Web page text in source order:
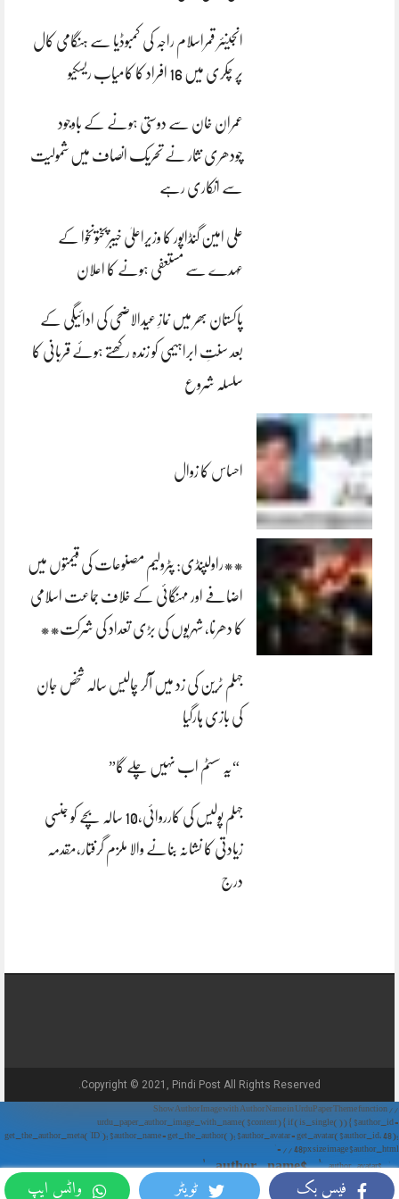
فیس بک ٹویٹر واٹس ایپ
انجینئر قمراسلام راجہ کی کمبوڈیا سے ہنگامی کال
پر چکری میں 16 افراد کا کامیاب ریسکیو
عمران خان سے دوستی ہونے کے باوجود
چودھری نثار نے تحریک انصاف میں شمولیت
سے انکاری رہے
علی امین گنڈاپور کا وزیراعلیٰ خیبرپختونخوا کے
عہدے سے مستعفی ہونے کا اعلان
پاکستان بھر میں نمازِ عیدالاضحی کی ادائیگی کے
بعد سنتِ ابراہیمی کو زندہ رکھتے ہوئے قربانی کا
سلسلہ شروع
احساس کا زوال
**راولپنڈی: پٹرولیم مصنوعات کی قیمتوں میں
اضافے اور مہنگائی کے خلاف جماعت اسلامی
کا دھرنا، شہریوں کی بڑی تعداد کی شرکت**
جہلم ٹرین کی زد میں آکر چالیس سالہ شخص جان
کی بازی ہارگیا
“یہ سسٹم اب نہیں چلے گا”
جہلم پولیس کی کارروائی،10 سالہ بچے کو جنسی
زیادتی کا نشانہ بنانے والا ملزم گرفتار،مقدمہ
درج
Copyright © 2021, Pindi Post All Rights Reserved.
// Show Author Image with Author Name in UrduPaper Theme function
urdu_paper_author_image_with_name($content) { if (is_single()) { $author_id =
get_the_author_meta('ID'); $author_name = get_the_author(); $author_avatar = get_avatar($author_id, 48);
// 48px size image $author_html = '
' . $author_avatar . '
' . $author_name . '
'; return $author_html . $content; } return $content; } add_filter('the_content',